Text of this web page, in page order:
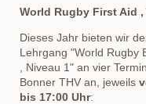
World Rugby First Aid ,
Dieses Jahr bieten wir
Lehrgang "World Rugby
, Niveau 1" an vier
Bonner THV an, jeweils
bis 17:00 Uhr: